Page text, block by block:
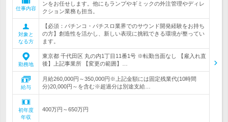
仕事内容
ンをお任せします。他にもランプやギミックの外注管理やディレ
クション業務も担当。
対象と
なる方
【必須：パチンコ・パチスロ業界でのサウンド開発経験をお持ち
の方】創造性を活かし、新しい表現に挑戦できる環境が整ってい
ます。
勤務地
東京都 千代田区 丸の内1丁目11番1号 ※転勤当面なし 【雇入れ直
後】上記事業所 【変更の範囲】…
給与
月給260,000円～350,000円※上記金額には固定残業代(10時間
分)20,000円～を含む※超過分は別途支給…
初年度
年収
400万円～650万円